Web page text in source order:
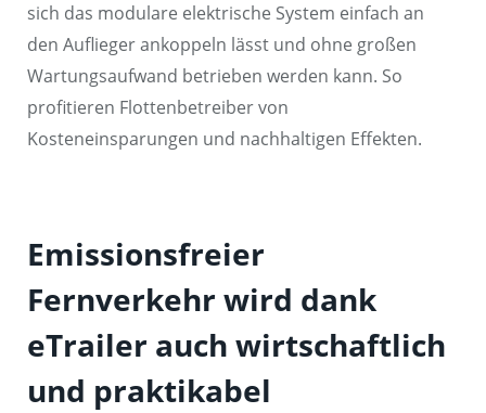
sich das modulare elektrische System einfach an
den Auflieger ankoppeln lässt und ohne großen
Wartungsaufwand betrieben werden kann. So
profitieren Flottenbetreiber von
Kosteneinsparungen und nachhaltigen Effekten.
Emissionsfreier
Fernverkehr wird dank
eTrailer auch wirtschaftlich
und praktikabel